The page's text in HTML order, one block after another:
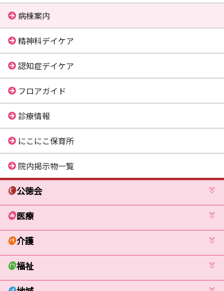
病棟案内
精神科デイケア
認知症デイケア
フロアガイド
診療情報
にこにこ保育所
院内掲示物一覧
公徳会
医療
介護
福祉